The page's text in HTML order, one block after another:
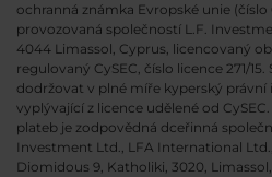
ochranná známka Evropské unie (číslo
provozovaná společností L.F.
4044 Limassol, Cyprus, licencovaný
regulovaný CySEC, číslo licence 271/
dodržovat v plné míře kyperský právní
vyplývající z licence udělené od
plateb je zodpovědná dceřinná
Investment Ltd., LFA International
Diomidous 9, Katholiki, 3020,